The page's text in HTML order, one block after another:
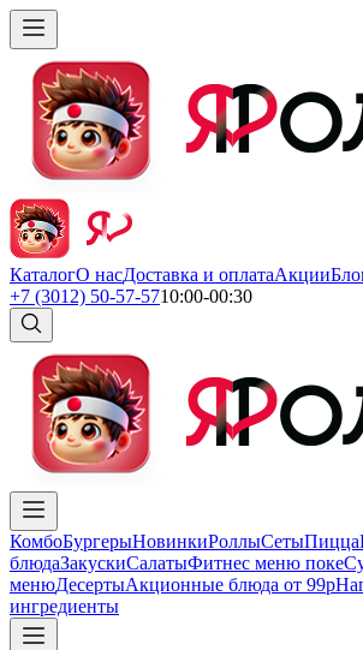
КаталогО насДоставка и оплатаАкции
+7 (3012) 50-57-5710:00-00:30
КомбоБургерыНовинкиРоллыСетыПицца
блюдаЗакускиСалатыФитнес меню поке
менюДесертыАкционные блюда от 99р
ингредиенты